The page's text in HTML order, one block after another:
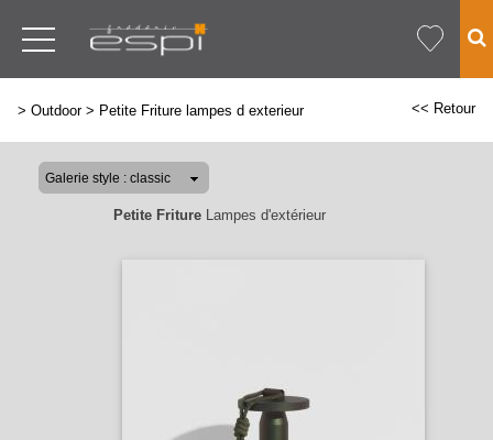
> Outdoor> Petite Friture lampes d exterieur << Retour
Petite FritureLampes d'extérieur